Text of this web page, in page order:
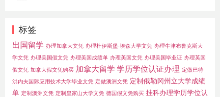
标签
出国留学 办理加拿大文凭 办理杜伊斯堡-埃森大学文凭 办理牛津布鲁克斯大
学文凭 办理美国假文凭 办理美国成绩单 办理美国文凭 办理美国毕业证 办理英国
假文凭 加拿大假文凭购买 加拿大留学 学历学位认证办理 定做巴特
洪内夫国际应用技术大学毕业文凭 定做澳洲文凭 定制俄勒冈州立大学成绩
单 定制澳洲文凭 定制皇家山大学文凭 德国假文凭购买 挂科办理学历学位认